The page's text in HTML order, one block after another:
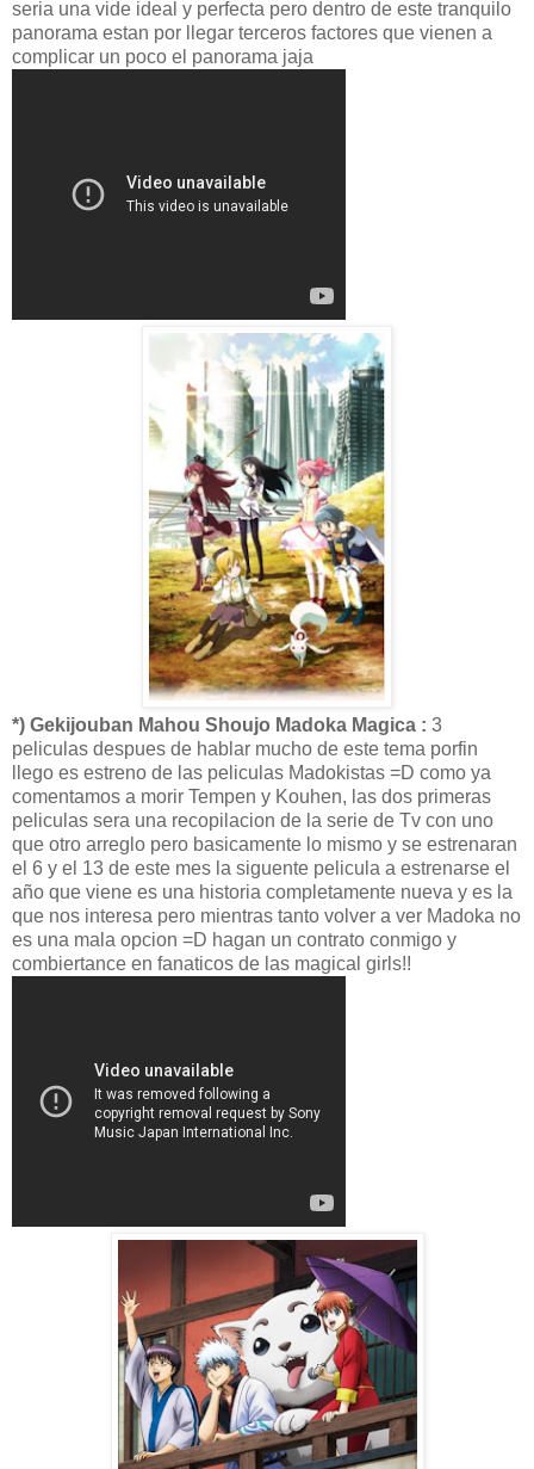
seria una vide ideal y perfecta pero dentro de este tranquilo
panorama estan por llegar terceros factores que vienen a
complicar un poco el panorama jaja
*) Gekijouban Mahou Shoujo Madoka Magica : 3
peliculas despues de hablar mucho de este tema porfin
llego es estreno de las peliculas Madokistas =D como ya
comentamos a morir Tempen y Kouhen, las dos primeras
peliculas sera una recopilacion de la serie de Tv con uno
que otro arreglo pero basicamente lo mismo y se estrenaran
el 6 y el 13 de este mes la siguente pelicula a estrenarse el
año que viene es una historia completamente nueva y es la
que nos interesa pero mientras tanto volver a ver Madoka no
es una mala opcion =D hagan un contrato conmigo y
combiertance en fanaticos de las magical girls!!